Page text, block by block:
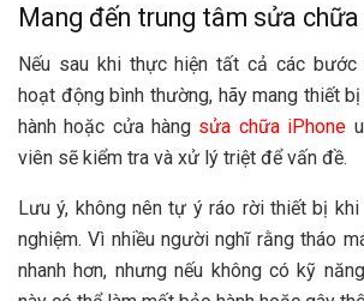
Mang đến trung tâm sửa
Nếu sau khi thực hiện tất cả các bước
hoạt động bình thường, hãy mang thiết
hành hoặc cửa hàng sửa chữa iPhone
viên sẽ kiểm tra và xử lý triệt để vấn đề.
Lưu ý, không nên tự ý ráo rời thiết bị
nghiệm. Vì nhiều người nghĩ rằng tháo
nhanh hơn, nhưng nếu không có kỹ